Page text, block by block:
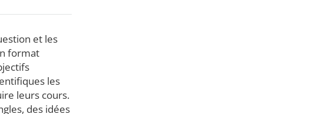
et les
format
les
leurs cours.
des idées